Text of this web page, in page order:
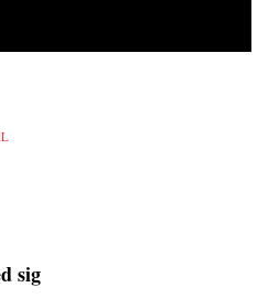
sig